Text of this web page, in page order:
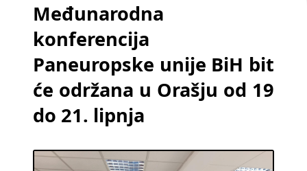
Međunarodna
konferencija
Paneuropske unije BiH bit
će održana u Orašju od 19
do 21. lipnja